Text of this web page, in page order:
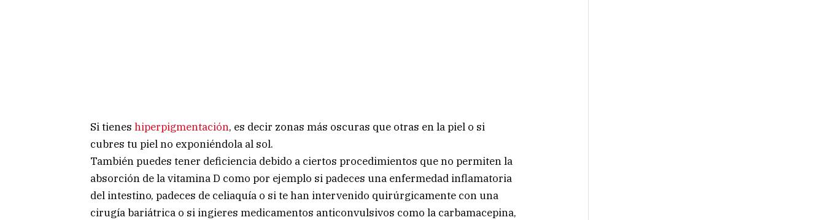
Si tienes hiperpigmentación, es decir zonas más oscuras que otras en la piel o si
cubres tu piel no exponiéndola al sol.
También puedes tener deficiencia debido a ciertos procedimientos que no permiten la
absorción de la vitamina D como por ejemplo si padeces una enfermedad inflamatoria
del intestino, padeces de celiaquía o si te han intervenido quirúrgicamente con una
cirugía bariátrica o si ingieres medicamentos anticonvulsivos como la carbamacepina,